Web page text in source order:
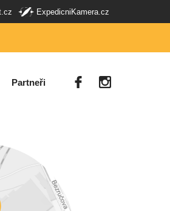
ExpedicniKamera.cz
Partneři